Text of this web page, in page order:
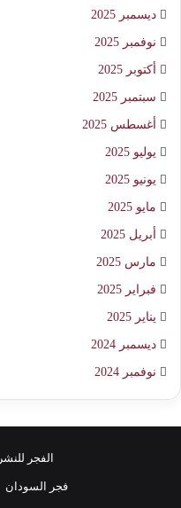
ديسمبر 2025
نوفمبر 2025
أكتوبر 2025
سبتمبر 2025
أغسطس 2025
يوليو 2025
يونيو 2025
مايو 2025
أبريل 2025
مارس 2025
فبراير 2025
يناير 2025
ديسمبر 2024
نوفمبر 2024
الفجر للنشر
فجر السودان